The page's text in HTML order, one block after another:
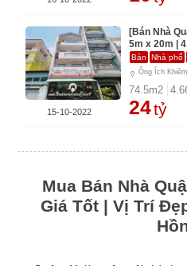
[Bán Nhà
5m x 20m |
Bán Nhà phố
Ông Ích
74.5m2
24tỷ
15-10-2022
Mua Bán Nhà
Giá Tốt | Vị Trí